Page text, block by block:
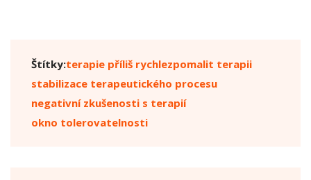
Štítky:terapie příliš rychlezpomalit terapii
stabilizace terapeutického procesu
negativní zkušenosti s terapií
okno tolerovatelnosti